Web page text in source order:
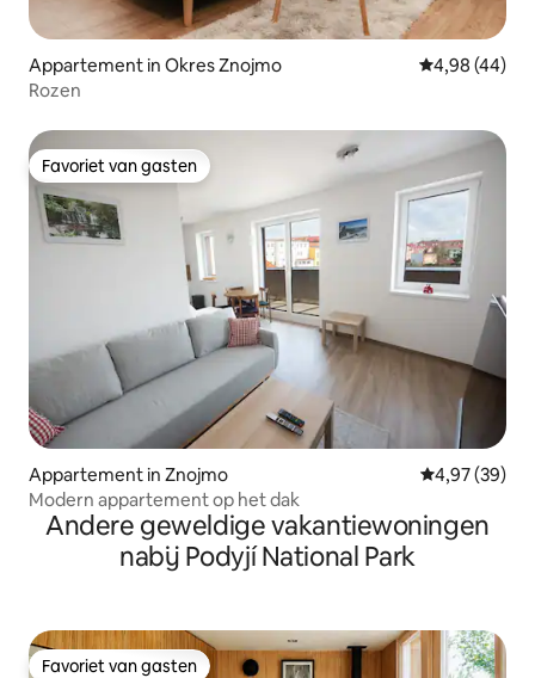
Appartement in Okres Znojmo Gemiddelde
4,98 (44)
Rozen
Favoriet van gasten
Favoriet van gasten
Appartement in Znojmo Gemiddelde
4,97 (39)
Modern appartement op het dak
Andere geweldige vakantiewoningen
nabij Podyjí National Park
Favoriet van gasten